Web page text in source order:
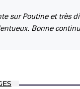
sur Poutine et très
Bonne